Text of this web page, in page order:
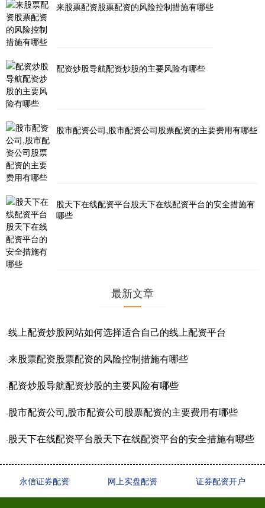
来股票配资股票配资的风险控制措施有哪些
配资炒股导航配资炒股的主要风险有哪些
股市配资公司,股市配资公司股票配资的主要费用有哪些
股天下在线配资平台股天下在线配资平台的安全措施有
哪些
最新文章
·线上配资炒股网站如何选择适合自己的线上配资平台
·来股票配资股票配资的风险控制措施有哪些
·配资炒股导航配资炒股的主要风险有哪些
·股市配资公司,股市配资公司股票配资的主要费用有哪些
·股天下在线配资平台股天下在线配资平台的安全措施有哪些
永信证券配资 网上实盘配资 证券配资开户